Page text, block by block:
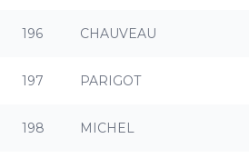
196 CHAUVEAU
197 PARIGOT
198 MICHEL